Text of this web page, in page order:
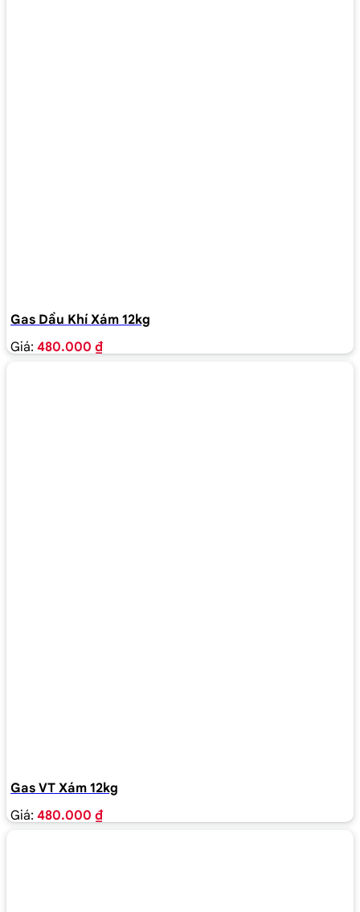
Gas Dầu Khí Xám 12kg
Giá: 480.000 ₫
Gas VT Xám 12kg
Giá: 480.000 ₫